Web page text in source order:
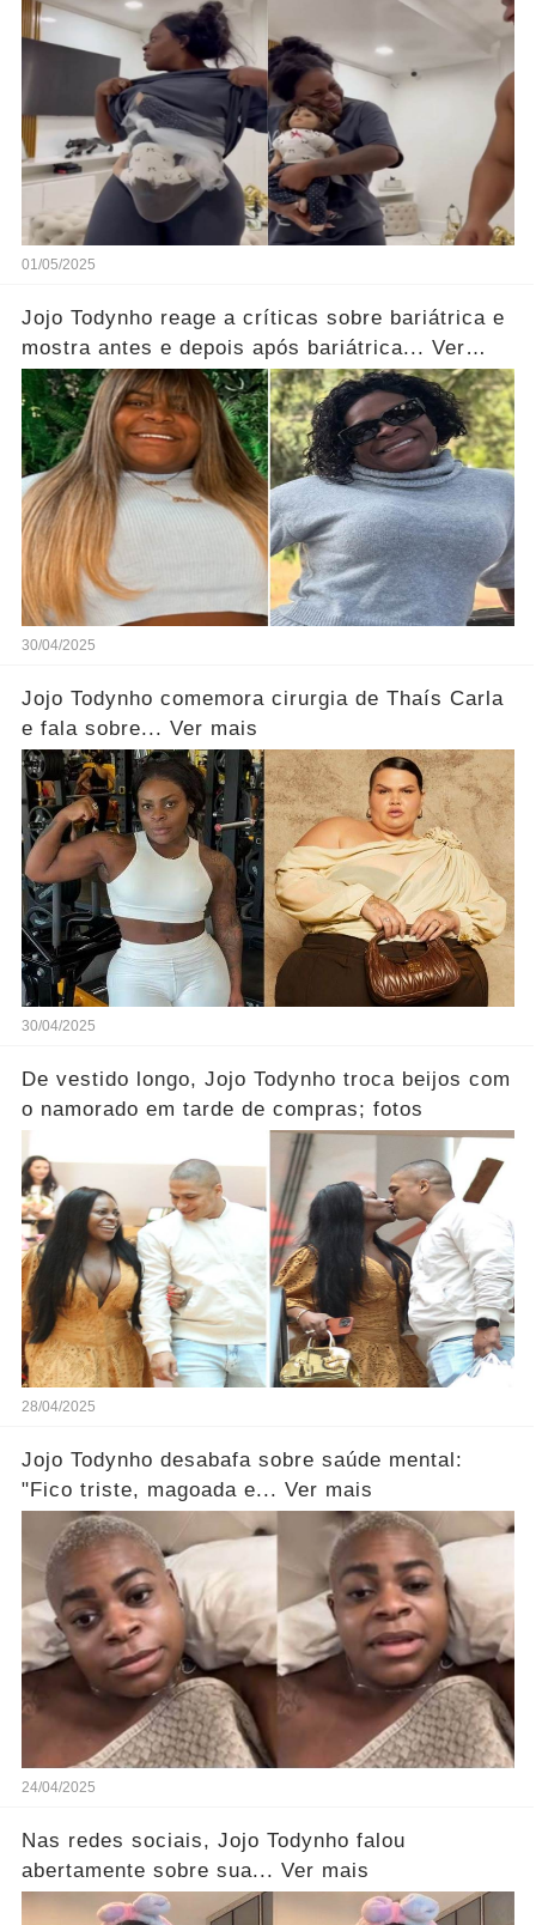
01/05/2025
Jojo Todynho reage a críticas sobre bariátrica e
mostra antes e depois após bariátrica... Ver
mais
30/04/2025
Jojo Todynho comemora cirurgia de Thaís Carla
e fala sobre... Ver mais
30/04/2025
De vestido longo, Jojo Todynho troca beijos com
o namorado em tarde de compras; fotos
28/04/2025
Jojo Todynho desabafa sobre saúde mental:
"Fico triste, magoada e... Ver mais
24/04/2025
Nas redes sociais, Jojo Todynho falou
abertamente sobre sua... Ver mais